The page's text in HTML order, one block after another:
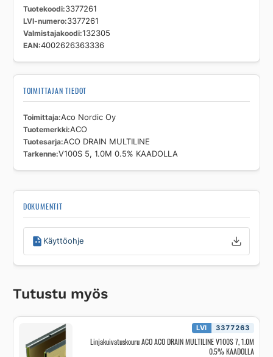
Tuotekoodi 3377261
LVI-numero 3377261
Valmistajakoodi 132305
EAN 4002626363336
TOIMITTAJAN TIEDOT
Toimittaja Aco Nordic Oy
Tuotemerkki ACO
Tuotesarja ACO DRAIN MULTILINE
Tarkenne V100S 5, 1.0M 0.5% KAADOLLA
DOKUMENTIT
Käyttöohje
Tutustu myös
LVI 3377263
Linjakuivatuskouru ACO ACO DRAIN MULTILINE V100S 7, 1.0M
0.5% KAADOLLA